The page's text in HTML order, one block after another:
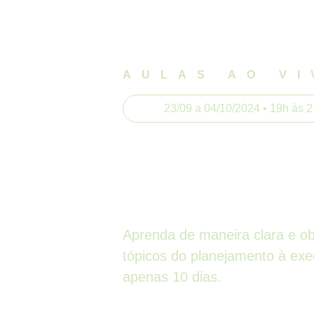
AULAS AO
23/09 a 04/10/2024 • 19h às
Aprenda de maneira clara e
tópicos do planejamento à
apenas 10 dias.